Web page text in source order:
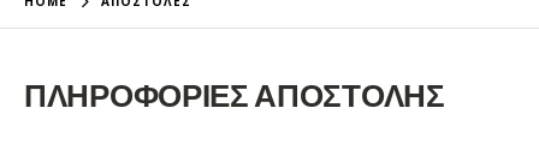
ΠΛΗΡΟΦΟΡΙΕΣ ΑΠΟΣΤΟΛΗΣ